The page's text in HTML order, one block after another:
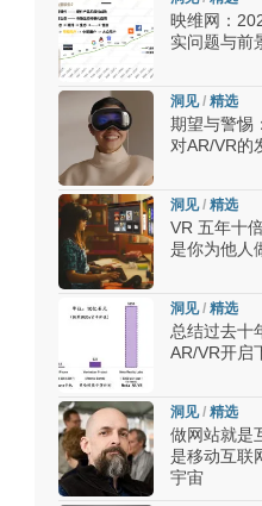
映维网：
实问题与前
洞见/ 精选
期望与警惕
对AR/VR的
洞见/ 精选
VR 五年十
是你为他人
洞见/ 精选
总结过去十
AR/VR开启
洞见/ 精选
做网站就是
是移动互联
宇宙